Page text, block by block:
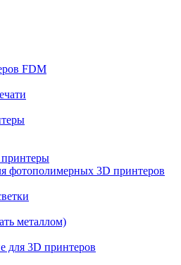
FDM
фотополимерных 3D принтеров
металлом)
для 3D принтеров